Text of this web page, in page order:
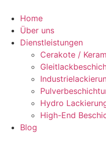
Inhalt
springen
Home
Über uns
Dienstleistungen
Cerakote /
Hydro
High-End
Blog